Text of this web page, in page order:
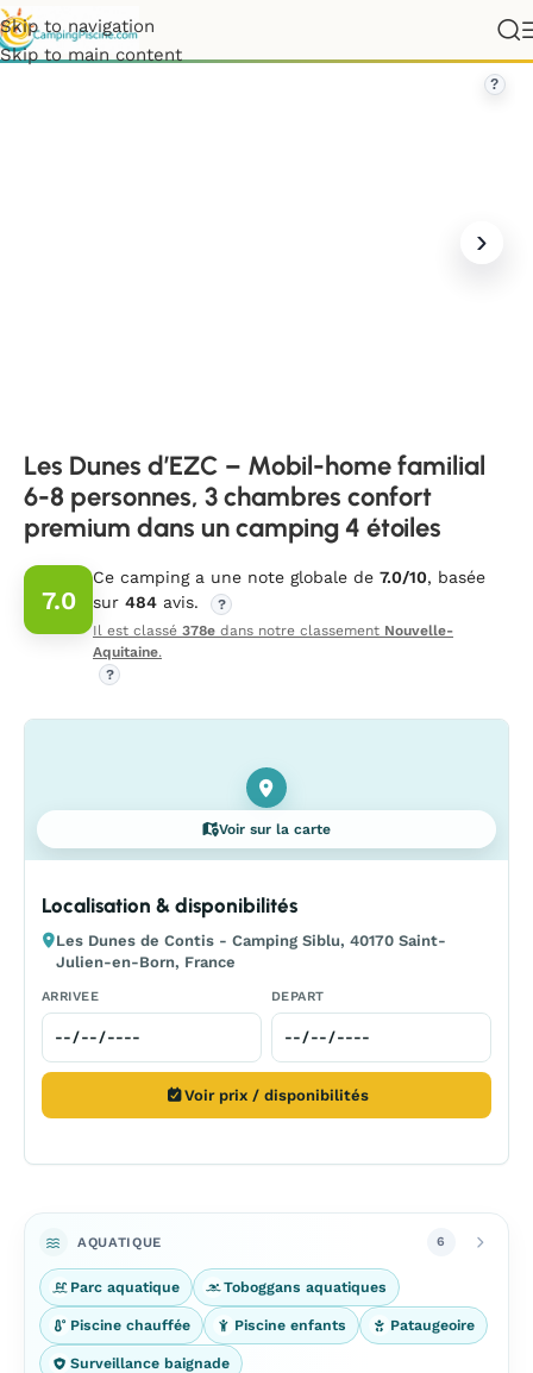
Skip to navigation
Skip to main content
3 chambres confort premium dans un camping 4 étoiles
?
Les Dunes d’EZC – Mobil-home familial
6-8 personnes, 3 chambres confort
premium dans un camping 4 étoiles
7.0
Ce camping a une note globale de 7.0/10, basée
sur 484 avis.
?
Il est classé 378e dans notre classement Nouvelle-
Aquitaine.
?
Voir sur la carte
Localisation & disponibilités
Les Dunes de Contis - Camping Siblu, 40170 Saint-
Julien-en-Born, France
ARRIVEE DEPART
Voir prix / disponibilités
AQUATIQUE 6
Parc aquatique Toboggans aquatiques
Piscine chauffée Piscine enfants Pataugeoire
Surveillance baignade